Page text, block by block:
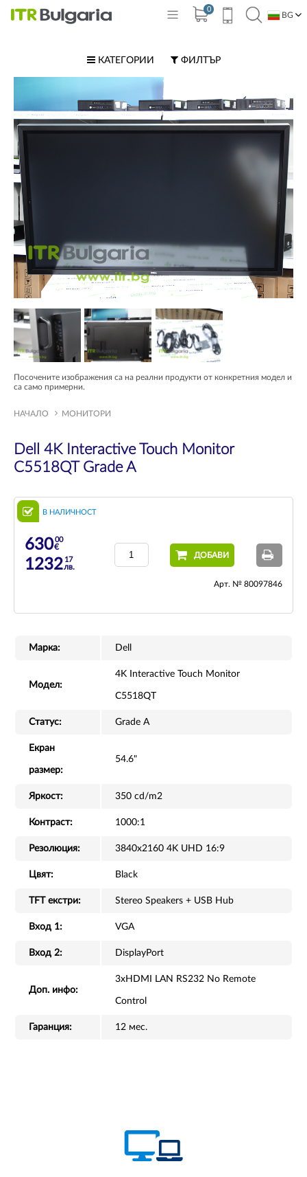
0
BG
КАТЕГОРИИ ФИЛТЪР
Посочените изображения са на реални продукти от конкретния модел и
са само примерни.
НАЧАЛО МОНИТОРИ
Dell 4K Interactive Touch Monitor
C5518QT Grade A
В НАЛИЧНОСТ
63000
€
123217
лв.
ДОБАВИ
Арт. № 80097846
Марка: Dell
Модел:
4K Interactive Touch Monitor
C5518QT
Статус: Grade A
Екран
размер:
54.6"
Яркост: 350 cd/m2
Контраст: 1000:1
Резолюция: 3840x2160 4K UHD 16:9
Цвят: Black
TFT екстри: Stereo Speakers + USB Hub
Вход 1: VGA
Вход 2: DisplayPort
Доп. инфо:
3xHDMI LAN RS232 No Remote
Control
Гаранция: 12 мес.